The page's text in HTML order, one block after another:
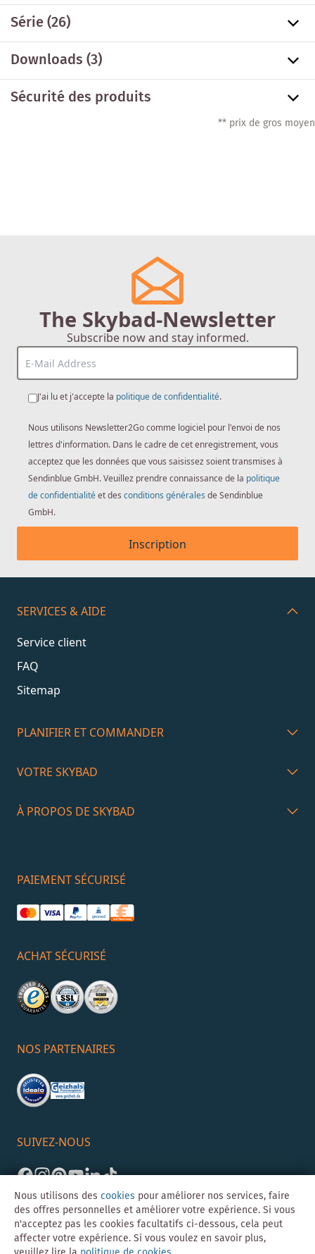
Série(26)
Downloads (3)
Sécurité des produits
** prix de gros moyen
The Skybad-Newsletter
Subscribe now and stay informed.
J'ai lu et j'accepte la politique de confidentialité.
Nous utilisons Newsletter2Go comme logiciel pour l'envoi de nos
lettres d'information. Dans le cadre de cet enregistrement, vous
acceptez que les données que vous saisissez soient transmises à
Sendinblue GmbH. Veuillez prendre connaissance de la politique
de confidentialitéet des conditions générales de Sendinblue
GmbH.
Inscription
SERVICES & AIDE
Service client
FAQ
Sitemap
PLANIFIER ET COMMANDER
VOTRE SKYBAD
À PROPOS DE SKYBAD
PAIEMENT SÉCURISÉ
ACHAT SÉCURISÉ
NOS PARTENAIRES
SUIVEZ-NOUS
Nous utilisons des cookies pour améliorer nos services, faire
des offres personnelles et améliorer votre expérience. Si vous
n'acceptez pas les cookies facultatifs ci-dessous, cela peut
affecter votre expérience. Si vous voulez en savoir plus,